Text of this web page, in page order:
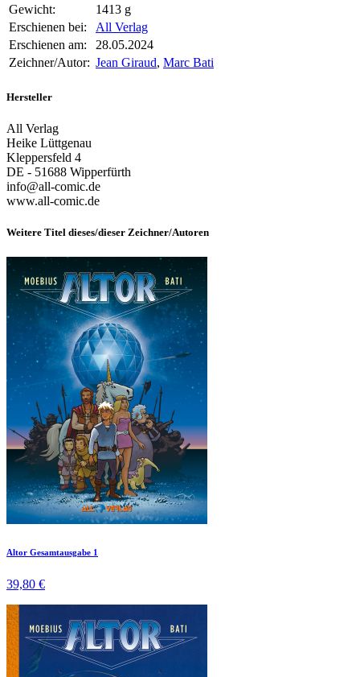
Gewicht:
1413 g
Erschienen bei:
All Verlag
Erschienen am:
28.05.2024
Zeichner/Autor: Jean Giraud, Marc Bati
Hersteller
All Verlag
Heike Lüttgenau
Kleppersfeld 4
DE - 51688 Wipperfürth
info@all-comic.de
www.all-comic.de
Weitere Titel dieses/dieser Zeichner/Autoren
Altor Gesamtausgabe 1
39,80 €